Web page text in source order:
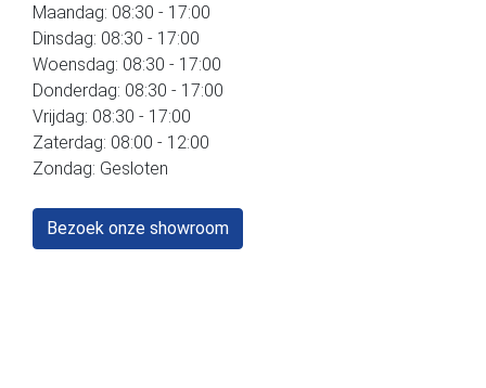
Maandag: 08:30 - 17:00
Dinsdag: 08:30 - 17:00
Woensdag: 08:30 - 17:00
Donderdag: 08:30 - 17:00
Vrijdag: 08:30 - 17:00
Zaterdag: 08:00 - 12:00
Zondag: Gesloten
Bezoek onze showroom